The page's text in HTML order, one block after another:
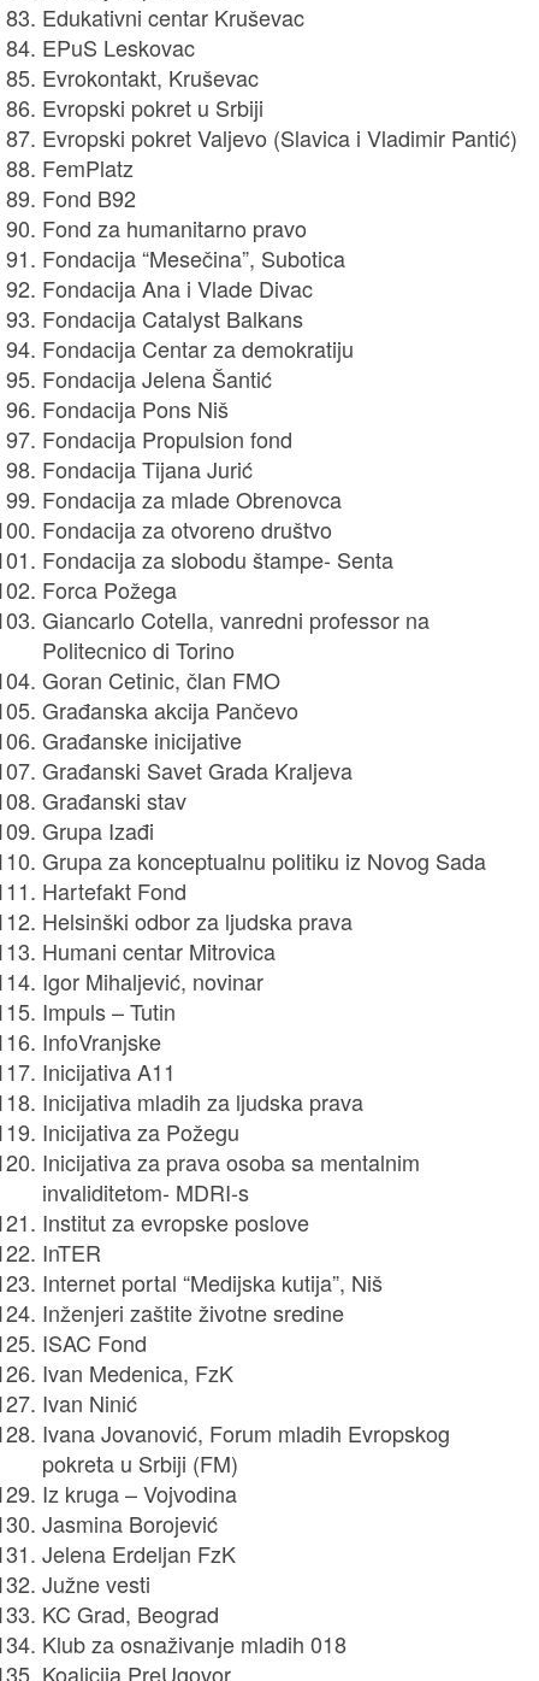
Civilno društvo i mediji neće
Edukativni centar Kruševac
EPuS Leskovac
Evrokontakt, Kruševac
Evropski pokret u Srbiji
Evropski pokret Valjevo (Slavica i Vladimir Pantić)
FemPlatz
Fond B92
Fond za humanitarno pravo
Fondacija “Mesečina”, Subotica
Fondacija Ana i Vlade Divac
Fondacija Catalyst Balkans
Fondacija Centar za demokratiju
Fondacija Jelena Šantić
Fondacija Pons Niš
Fondacija Propulsion fond
Fondacija Tijana Jurić
Fondacija za mlade Obrenovca
Fondacija za otvoreno društvo
Fondacija za slobodu štampe- Senta
Forca Požega
Giancarlo Cotella, vanredni professor na
Politecnico di Torino
Goran Cetinic, član FMO
Građanska akcija Pančevo
Građanske inicijative
Građanski Savet Grada Kraljeva
Građanski stav
Grupa Izađi
Grupa za konceptualnu politiku iz Novog Sada
Hartefakt Fond
Helsinški odbor za ljudska prava
Humani centar Mitrovica
Igor Mihaljević, novinar
Impuls – Tutin
InfoVranjske
Inicijativa A11
Inicijativa mladih za ljudska prava
Inicijativa za Požegu
Inicijativa za prava osoba sa mentalnim
invaliditetom- MDRI-s
Institut za evropske poslove
InTER
Internet portal “Medijska kutija”, Niš
Inženjeri zaštite životne sredine
ISAC Fond
Ivan Medenica, FzK
Ivan Ninić
Ivana Jovanović, Forum mladih Evropskog
pokreta u Srbiji (FM)
Iz kruga – Vojvodina
Jasmina Borojević
Jelena Erdeljan FzK
Južne vesti
KC Grad, Beograd
Klub za osnaživanje mladih 018
Koalicija PreUgovor